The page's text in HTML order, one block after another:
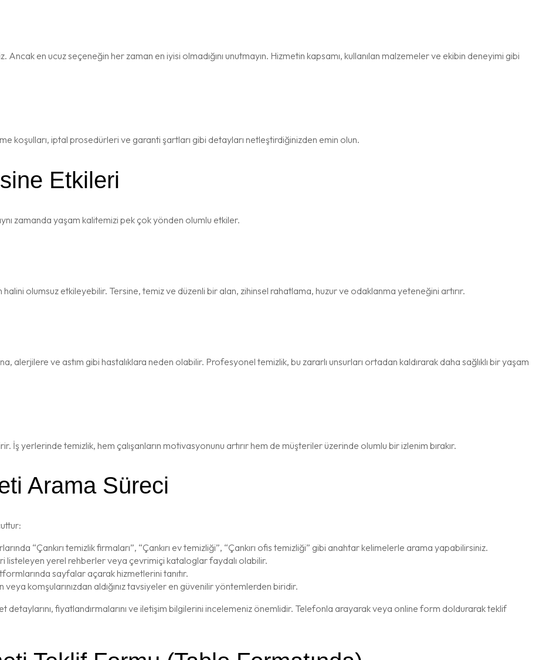
Ancak en ucuz seçeneğin her zaman en iyisi olmadığını unutmayın. Hizmetin kapsamı, kullanılan malzemeler ve ekibin deneyimi gibi
koşulları, iptal prosedürleri ve garanti şartları gibi detayları netleştirdiğinizden emin olun.
Etkileri
zamanda yaşam kalitemizi pek çok yönden olumlu etkiler.
olumsuz etkileyebilir. Tersine, temiz ve düzenli bir alan, zihinsel rahatlama, huzur ve odaklanma yeteneğini artırır.
alerjilere ve astım gibi hastalıklara neden olabilir. Profesyonel temizlik, bu zararlı unsurları ortadan kaldırarak daha sağlıklı bir yaşam
İş yerlerinde temizlik, hem çalışanların motivasyonunu artırır hem de müşteriler üzerinde olumlu bir izlenim bırakır.
Arama Süreci
“Çankırı temizlik firmaları”, “Çankırı ev temizliği”, “Çankırı ofis temizliği” gibi anahtar kelimelerle arama yapabilirsiniz.
listeleyen yerel rehberler veya çevrimiçi kataloglar faydalı olabilir.
sayfalar açarak hizmetlerini tanıtır.
komşularınızdan aldığınız tavsiyeler en güvenilir yöntemlerden biridir.
fiyatlandırmalarını ve iletişim bilgilerini incelemeniz önemlidir. Telefonla arayarak veya online form doldurarak teklif